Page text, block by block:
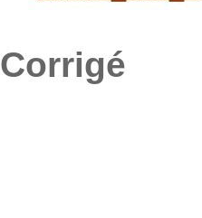
Corrigé